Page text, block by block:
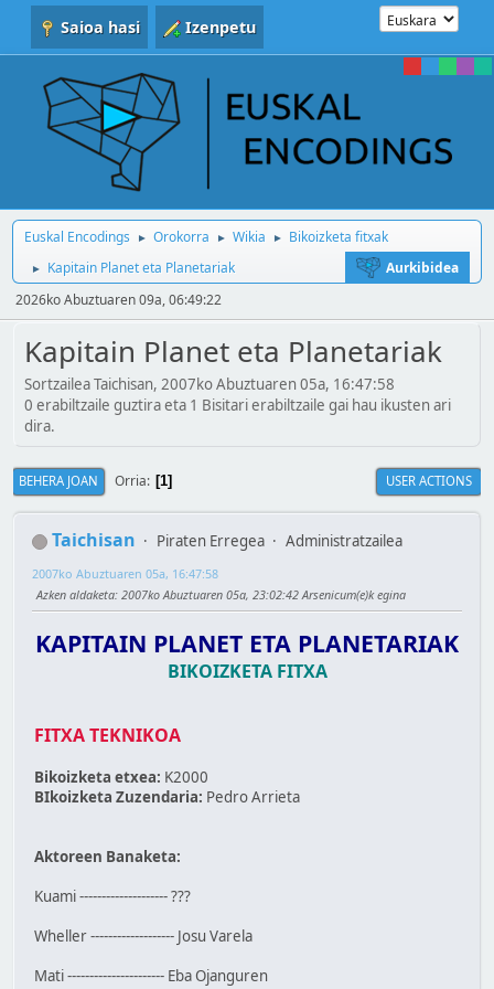
Saioa hasi Izenpetu
Euskal Encodings ► Orokorra ► Wikia ► Bikoizketa fitxak
► Kapitain Planet eta Planetariak
Aurkibidea
2026ko Abuztuaren 09a, 06:49:22
Kapitain Planet eta Planetariak
Sortzailea Taichisan, 2007ko Abuztuaren 05a, 16:47:58
0 erabiltzaile guztira eta 1 Bisitari erabiltzaile gai hau ikusten ari
dira.
BEHERA JOAN Orria 1 USER ACTIONS
Taichisan Piraten Erregea Administratzailea
2007ko Abuztuaren 05a, 16:47:58
Azken aldaketa: 2007ko Abuztuaren 05a, 23:02:42 Arsenicum(e)k egina
KAPITAIN PLANET ETA PLANETARIAK
BIKOIZKETA FITXA
FITXA TEKNIKOA
Bikoizketa etxea: K2000
BIkoizketa Zuzendaria: Pedro Arrieta
Aktoreen Banaketa:
Kuami -------------------- ???
Wheller ------------------- Josu Varela
Mati ---------------------- Eba Ojanguren